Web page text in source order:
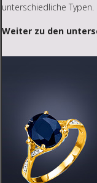
unterschiedliche Typen.
Weiter zu den